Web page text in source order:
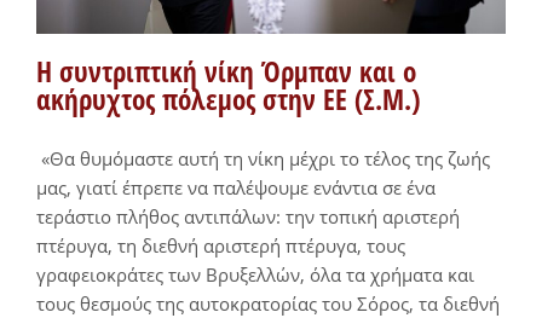
Η συντριπτική νίκη Όρμπαν και ο
ακήρυχτος πόλεμος στην ΕΕ (Σ.Μ.)
«Θα θυμόμαστε αυτή τη νίκη μέχρι το τέλος της ζωής
μας, γιατί έπρεπε να παλέψουμε ενάντια σε ένα
τεράστιο πλήθος αντιπάλων: την τοπική αριστερή
πτέρυγα, τη διεθνή αριστερή πτέρυγα, τους
γραφειοκράτες των Βρυξελλών, όλα τα χρήματα και
τους θεσμούς της αυτοκρατορίας του Σόρος, τα διεθνή